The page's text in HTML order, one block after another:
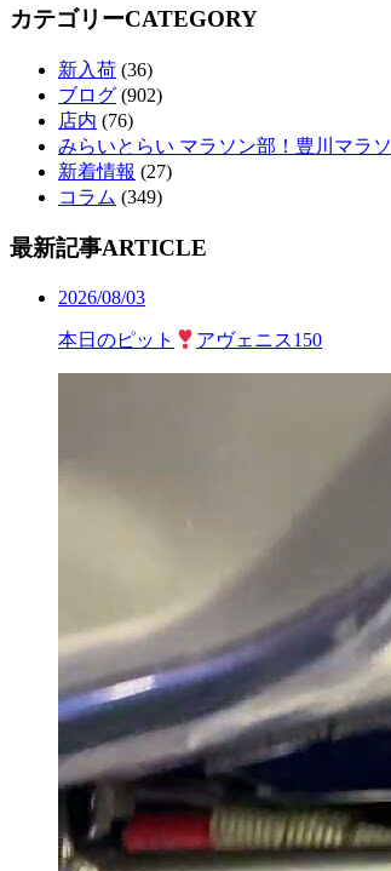
カテゴリーCATEGORY
新入荷 (36)
ブログ (902)
店内 (76)
みらいとらい マラソン部！豊川マラソ
新着情報 (27)
コラム (349)
最新記事ARTICLE
2026/08/03
本日のピット アヴェニス150